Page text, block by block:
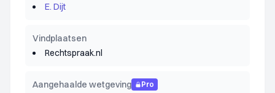
E. Dijt
Vindplaatsen
Rechtspraak.nl
Aangehaalde wetgeving
Pro